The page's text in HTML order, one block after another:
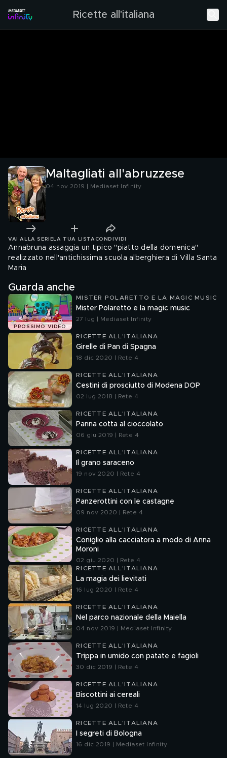
Ricette all'italiana
Maltagliati all'abruzzese
04 nov 2019 | Mediaset Infinity
VAI ALLA SERIE LA TUA LISTA CONDIVIDI
Annabruna assaggia un tipico "piatto della domenica"
realizzato nell'antichissima scuola alberghiera di Villa Santa
Maria
Guarda anche
PROSSIMO VIDEO
MISTER POLARETTO E LA MAGIC MUSIC
Mister Polaretto e la magic music
27 lug | Mediaset Infinity
RICETTE ALL'ITALIANA
Girelle di Pan di Spagna
18 dic 2020 | Rete 4
RICETTE ALL'ITALIANA
Cestini di prosciutto di Modena DOP
02 lug 2018 | Rete 4
RICETTE ALL'ITALIANA
Panna cotta al cioccolato
06 giu 2019 | Rete 4
RICETTE ALL'ITALIANA
Il grano saraceno
19 nov 2020 | Rete 4
RICETTE ALL'ITALIANA
Panzerottini con le castagne
09 nov 2020 | Rete 4
RICETTE ALL'ITALIANA
Coniglio alla cacciatora a modo di Anna
Moroni
02 giu 2020 | Rete 4
RICETTE ALL'ITALIANA
La magia dei lievitati
16 lug 2020 | Rete 4
RICETTE ALL'ITALIANA
Nel parco nazionale della Maiella
04 nov 2019 | Mediaset Infinity
RICETTE ALL'ITALIANA
Trippa in umido con patate e fagioli
30 dic 2019 | Rete 4
RICETTE ALL'ITALIANA
Biscottini ai cereali
14 lug 2020 | Rete 4
RICETTE ALL'ITALIANA
I segreti di Bologna
16 dic 2019 | Mediaset Infinity